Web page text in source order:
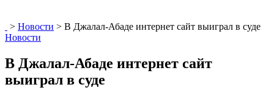
> Новости > В Джалал-Абаде интернет сайт выиграл в суде
Новости
В Джалал-Абаде интернет сайт
выиграл в суде